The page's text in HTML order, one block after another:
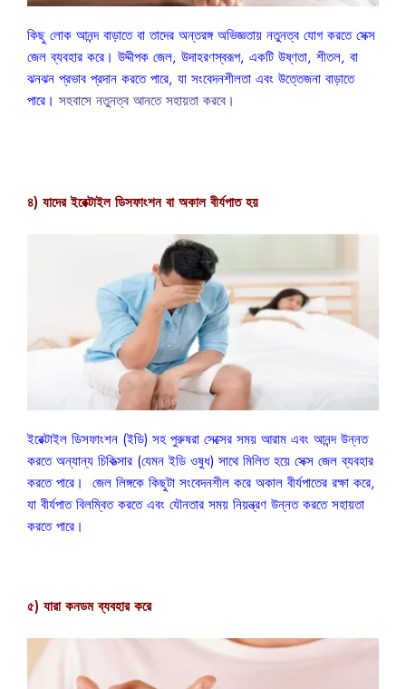
কিছু লোক আনন্দ বাড়াতে বা তাদের অন্তরঙ্গ অভিজ্ঞতায় নতুনত্ব যোগ করতে সেক্স
জেল ব্যবহার করে। উদ্দীপক জেল, উদাহরণস্বরূপ, একটি উষ্ণতা, শীতল, বা
ঝনঝন প্রভাব প্রদান করতে পারে, যা সংবেদনশীলতা এবং উত্তেজনা বাড়াতে
পারে। সহবাসে নতুনত্ব আনতে সহায়তা করবে।
৪) যাদের ইরেক্টাইল ডিসফাংশন বা অকাল বীর্যপাত হয়
ইরেক্টাইল ডিসফাংশন (ইডি) সহ পুরুষরা সেক্সের সময় আরাম এবং আনন্দ উন্নত
করতে অন্যান্য চিকিত্সার (যেমন ইডি ওষুধ) সাথে মিলিত হয়ে সেক্স জেল ব্যবহার
করতে পারে। জেল লিঙ্গকে কিছুটা সংবেদনশীল করে অকাল বীর্যপাতের রক্ষা করে,
যা বীর্যপাত বিলম্বিত করতে এবং যৌনতার সময় নিয়ন্ত্রণ উন্নত করতে সহায়তা
করতে পারে।
৫) যারা কনডম ব্যবহার করে